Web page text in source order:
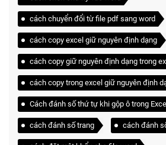
cách chuyển đổi từ file pdf sang word
cách copy excel giữ nguyên định dạng
cách copy giữ nguyên định dạng trong
cách copy trong excel giữ nguyên định
Cách đánh số thứ tự khi gộp ô trong
cách đánh số trang cách đánh